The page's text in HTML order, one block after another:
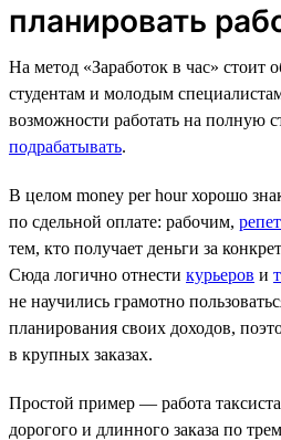
планировать
На метод «Заработок в час» стоит
студентам и молодым
возможности работать на полную
подрабатывать.
В целом money per hour хорошо
по сдельной оплате: рабочим,
тем, кто получает деньги за
Сюда логично отнести курьеров и
не научились грамотно
планирования своих доходов,
в крупных заказах.
Простой пример — работа
дорогого и длинного заказа по